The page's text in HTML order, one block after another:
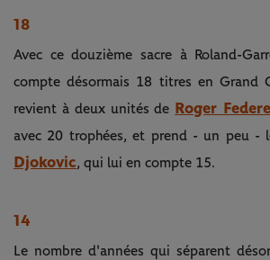
18
Avec ce douzième sacre à Roland-
compte désormais 18 titres en Grand
revient à deux unités de
Roger
avec 20 trophées, et prend - un peu -
Djokovic, qui lui en compte 15.
14
Le nombre d'années qui séparent